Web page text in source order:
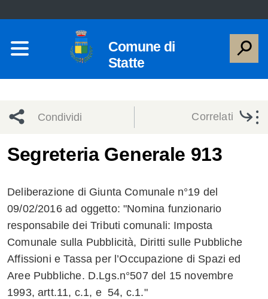
Comune di
Statte
Condividi
network
Condividi
Condividi
Facebook
su
Twitter
Condividi
su
Facebook
Condividi
su
Whatsapp
Correlati
Segreteria Generale 913
Deliberazione di Giunta Comunale n°19 del
09/02/2016 ad oggetto: "Nomina funzionario
responsabile dei Tributi comunali: Imposta
Comunale sulla Pubblicità, Diritti sulle Pubbliche
Affissioni e Tassa per l’Occupazione di Spazi ed
Aree Pubbliche. D.Lgs.n°507 del 15 novembre
1993, artt.11, c.1, e 54, c.1."